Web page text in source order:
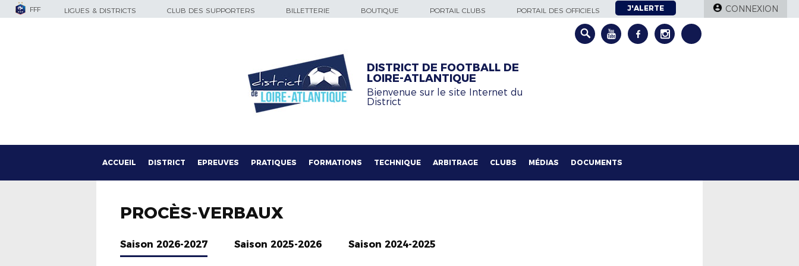
FFF LIGUES & DISTRICTS CLUB DES SUPPORTERS BILLETTERIE BOUTIQUE PORTAIL CLUBS PORTAIL DES OFFICIELS J'ALERTE CONNEXION
DISTRICT DE FOOTBALL DE
LOIRE-ATLANTIQUE
Bienvenue sur le site Internet du
District
ACCUEIL DISTRICT EPREUVES PRATIQUES FORMATIONS TECHNIQUE ARBITRAGE CLUBS MÉDIAS DOCUMENTS
PROCÈS-VERBAUX
Saison 2026-2027 Saison 2025-2026 Saison 2024-2025